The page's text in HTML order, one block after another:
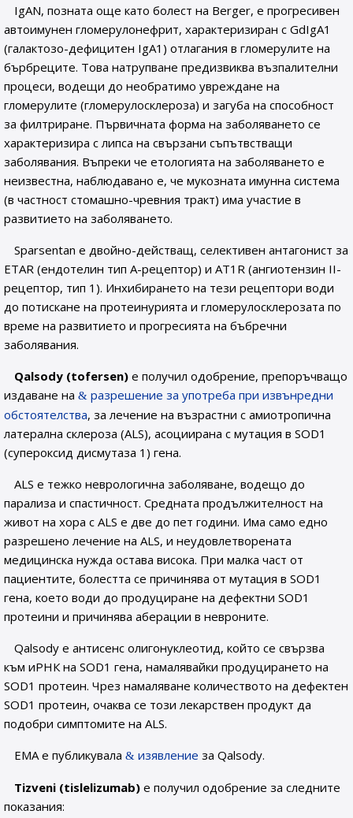
IgAN, позната още като болест на Berger, е прогресивен
автоимунен гломерулонефрит, характеризиран с GdIgA1
(галактозо-дефицитен IgA1) отлагания в гломерулите на
бърбреците. Това натрупване предизвиква възпалителни
процеси, водещи до необратимо увреждане на
гломерулите (гломерулосклероза) и загуба на способност
за филтриране. Първичната форма на заболяването се
характеризира с липса на свързани съпътвстващи
заболявания. Въпреки че етологията на заболяването е
неизвестна, наблюдавано е, че мукозната имунна система
(в частност стомашно-чревния тракт) има участие в
развитието на заболяването.
Sparsentan е двойно-действащ, селективен антагонист за
ETAR (ендотелин тип А-рецептор) и AT1R (ангиотензин II-
рецептор, тип 1). Инхибирането на тези рецептори води
до потискане на протеинурията и гломерулосклерозата по
време на развитието и прогресията на бъбречни
заболявания.
Qalsody (tofersen) е получил одобрение, препоръчващо
издаване на
разрешение за употреба при извънредни
обстоятелства, за лечение на възрастни с амиотропична
латерална склероза (ALS), асоциирана с мутация в SOD1
(супероксид дисмутаза 1) гена.
ALS е тежко неврологична заболяване, водещо до
парализа и спастичност. Средната продължителност на
живот на хора с ALS е две до пет години. Има само едно
разрешено лечение на ALS, и неудовлетворената
медицинска нужда остава висока. При малка част от
пациентите, болестта се причинява от мутация в SOD1
гена, което води до продуциране на дефектни SOD1
протеини и причинява аберации в невроните.
Qalsody е антисенс олигонуклеотид, който се свързва
към иРНК на SOD1 гена, намалявайки продуцирането на
SOD1 протеин. Чрез намаляване количеството на дефектен
SOD1 протеин, очаква се този лекарствен продукт да
подобри симптомите на ALS.
EMA е публикувала
изявление за Qalsody.
Tizveni (tislelizumab) е получил одобрение за следните
показания: